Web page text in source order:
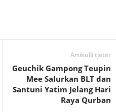
Artikulli tjetër
Geuchik Gampong Teupin
Mee Salurkan BLT dan
Santuni Yatim Jelang Hari
Raya Qurban